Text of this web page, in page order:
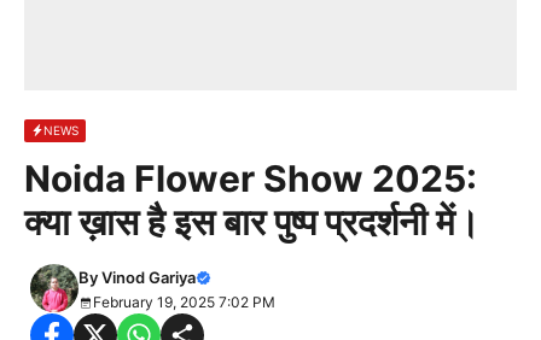
NEWS
Noida Flower Show 2025:
क्या ख़ास है इस बार पुष्प प्रदर्शनी में।
ByVinod Gariya
February 19, 2025 7:02 PM